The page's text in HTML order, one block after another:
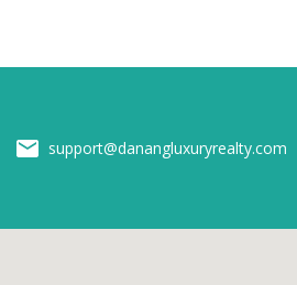
support@danangluxuryrealty.com